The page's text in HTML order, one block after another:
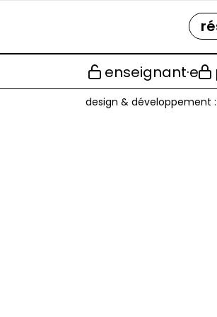
enseignant·e
design & développement :